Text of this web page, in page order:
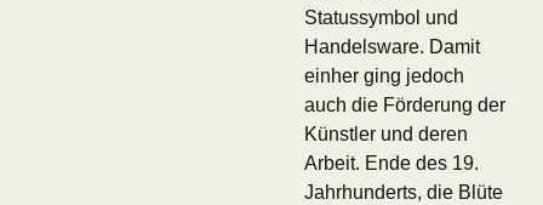
Statussymbol und
Handelsware. Damit
einher ging jedoch
auch die Förderung der
Künstler und deren
Arbeit. Ende des 19.
Jahrhunderts, die Blüte